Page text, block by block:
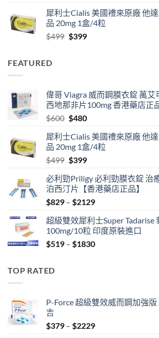
$829
through
犀利士Cialis 美國禮來原廠 他
品 20mg 1盒/4粒
$499 Original
$399Current
FEATURED
偉哥 Viagra 威而鋼膜衣錠 萬艾
西地那非片100mg 香港藥店正
$600 Original
was:
$600.
$480Current
is:
$480.
犀利士Cialis 美國禮來原廠 他
品 20mg 1盒/4粒
$499 Original
was:
$499.
$399Current
is:
$399.
必利勁Priligy 必利勁膜衣錠 治
泊西汀片【香港藥店正品】
$829 – $2129Price
$829
through
$2129
超級雙效犀利士Super Tadarise
100mg/10粒 印度原裝進口
$519 – $1830Price
TOP RATED
P-Force 超級雙效威而鋼加強版
吉
$379 – $2229Price